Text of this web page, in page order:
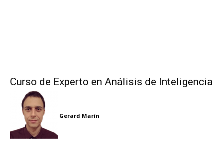
Curso de Experto en Análisis de Inteligencia
Gerard Marín